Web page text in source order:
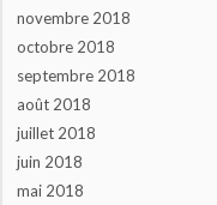
novembre 2018
octobre 2018
septembre 2018
août 2018
juillet 2018
juin 2018
mai 2018